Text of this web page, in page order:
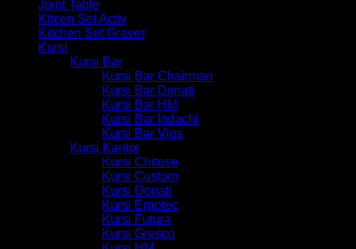
Joint Table
Kitcen Set Activ
Kitchen Set Graver
Kursi
Kursi Bar
Kursi Bar Chairman
Kursi Bar Donati
Kursi Bar HM
Kursi Bar Indachi
Kursi Bar Vios
Kursi Kantor
Kursi Chitose
Kursi Custom
Kursi Donati
Kursi Ergotec
Kursi Futura
Kursi Gresco